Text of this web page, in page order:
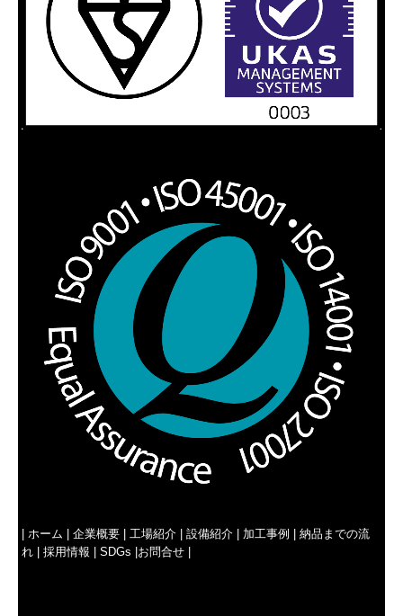
ホーム 企業概要 工場紹介 設備紹介 加工事例
納品までの流
れ
採用情報 SDGs お問合せ